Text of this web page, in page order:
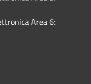
Area 6: